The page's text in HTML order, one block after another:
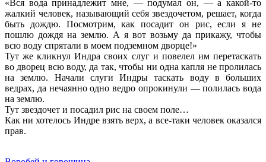
«Вся вода принадлежит мне, — подумал он, — а какой-то
жалкий человек, называющий себя звездочетом, решает, когда
быть дождю. Посмотрим, как посадит он рис, если я не
пошлю дождя на землю. А я вот возьму да прикажу, чтобы
всю воду спрятали в моем подземном дворце!»
Тут же кликнул Индра своих слуг и повелел им перетаскать
во дворец всю воду, да так, чтобы ни одна капля не пролилась
на землю. Начали слуги Индры таскать воду в больших
ведрах, да нечаянно одно ведро опрокинули — полилась вода
на землю.
Тут звездочет и посадил рис на своем поле…
Как ни хотелось Индре взять верх, а все-таки человек оказался
прав.